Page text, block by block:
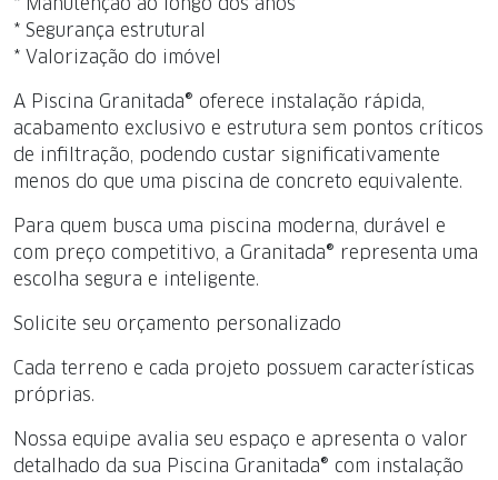
* Segurança estrutural
* Valorização do imóvel
A Piscina Granitada® oferece instalação rápida,
acabamento exclusivo e estrutura sem pontos críticos
de infiltração, podendo custar significativamente
menos do que uma piscina de concreto equivalente.
Para quem busca uma piscina moderna, durável e
com preço competitivo, a Granitada® representa uma
escolha segura e inteligente.
Solicite seu orçamento personalizado
Cada terreno e cada projeto possuem características
próprias.
Nossa equipe avalia seu espaço e apresenta o valor
detalhado da sua Piscina Granitada® com instalação